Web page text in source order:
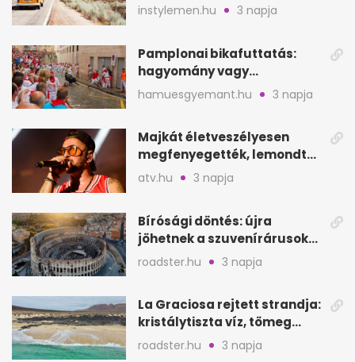
instylemen.hu 3 napja
Pamplonai bikafuttatás:
hagyomány vagy
értelmetlen vérontás?
hamuesgyemant.hu 3 napja
Majkát életveszélyesen
megfenyegették, lemondta
a sepsiszentgyörgyi
atv.hu 3 napja
Bírósági döntés: újra
jöhetnek a szuvenírárusok
Európa ikonikus helyére
roadster.hu 3 napja
La Graciosa rejtett strandja:
kristálytiszta víz, tömeg
nélkül
roadster.hu 3 napja